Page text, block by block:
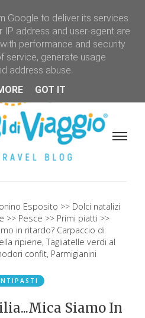
Esposito
Dolci natalizi
Pesce
Primi piatti
in ritardo? Carpaccio di
ripiene, Tagliatelle verdi al
confit, Parmigianini
Siamo In
Google to deliver its services
IP address and user-agent are
performance and security
service, generate usage
address abuse.
GOT IT